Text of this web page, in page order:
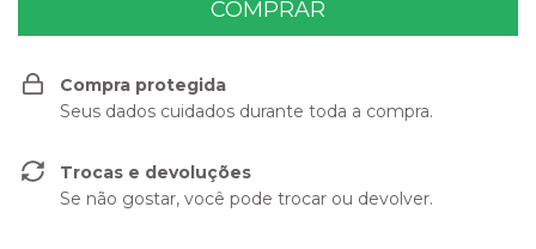
Compra protegida
Seus dados cuidados durante toda a compra.
Trocas e devoluções
Se não gostar, você pode trocar ou devolver.